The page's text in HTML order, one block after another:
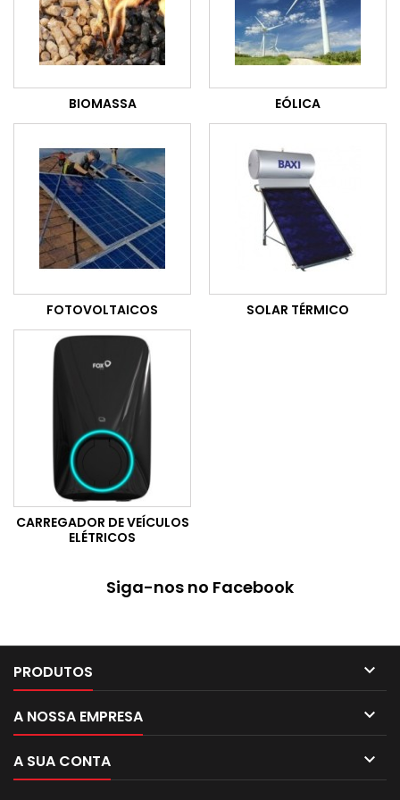
BIOMASSA EÓLICA
FOTOVOLTAICOS SOLAR TÉRMICO
CARREGADOR DE VEÍCULOS
ELÉTRICOS
Siga-nos no Facebook
PRODUTOS 
A NOSSA EMPRESA 
A SUA CONTA 